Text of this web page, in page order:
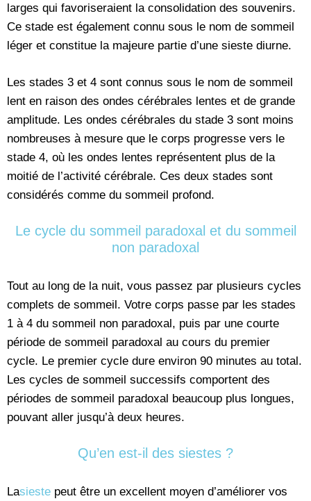
larges qui favoriseraient la consolidation des souvenirs.
Ce stade est également connu sous le nom de sommeil
léger et constitue la majeure partie d’une sieste diurne.
Les stades 3 et 4 sont connus sous le nom de sommeil
lent en raison des ondes cérébrales lentes et de grande
amplitude. Les ondes cérébrales du stade 3 sont moins
nombreuses à mesure que le corps progresse vers le
stade 4, où les ondes lentes représentent plus de la
moitié de l’activité cérébrale. Ces deux stades sont
considérés comme du sommeil profond.
Le cycle du sommeil paradoxal et du sommeil
non paradoxal
Tout au long de la nuit, vous passez par plusieurs cycles
complets de sommeil. Votre corps passe par les stades
1 à 4 du sommeil non paradoxal, puis par une courte
période de sommeil paradoxal au cours du premier
cycle. Le premier cycle dure environ 90 minutes au total.
Les cycles de sommeil successifs comportent des
périodes de sommeil paradoxal beaucoup plus longues,
pouvant aller jusqu’à deux heures.
Qu’en est-il des siestes ?
Lasieste peut être un excellent moyen d’améliorer vos